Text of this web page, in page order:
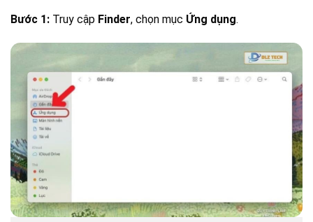
Bước 1: Truy cập Finder, chọn mục Ứng dụng.